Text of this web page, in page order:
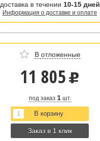
доставка в течении 10-15 дней
Информация о доставке и оплате
В отложенные
11 805 u
под заказ 1шт.
Заказ в 1 клик